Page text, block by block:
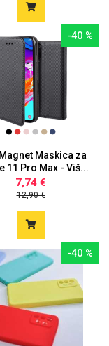
-40 %
Maskica za
11 Pro Max - Viš...
7,74 €
12,90 €
-40 %